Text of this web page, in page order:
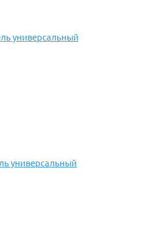
универсальный
универсальный